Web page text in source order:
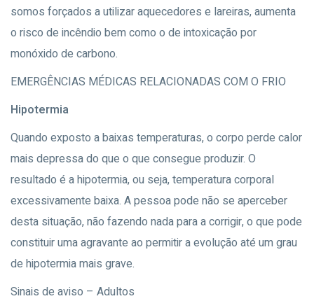
somos forçados a utilizar aquecedores e lareiras, aumenta
o risco de incêndio bem como o de intoxicação por
monóxido de carbono.
EMERGÊNCIAS MÉDICAS RELACIONADAS COM O FRIO
Hipotermia
Quando exposto a baixas temperaturas, o corpo perde calor
mais depressa do que o que consegue produzir. O
resultado é a hipotermia, ou seja, temperatura corporal
excessivamente baixa. A pessoa pode não se aperceber
desta situação, não fazendo nada para a corrigir, o que pode
constituir uma agravante ao permitir a evolução até um grau
de hipotermia mais grave.
Sinais de aviso – Adultos